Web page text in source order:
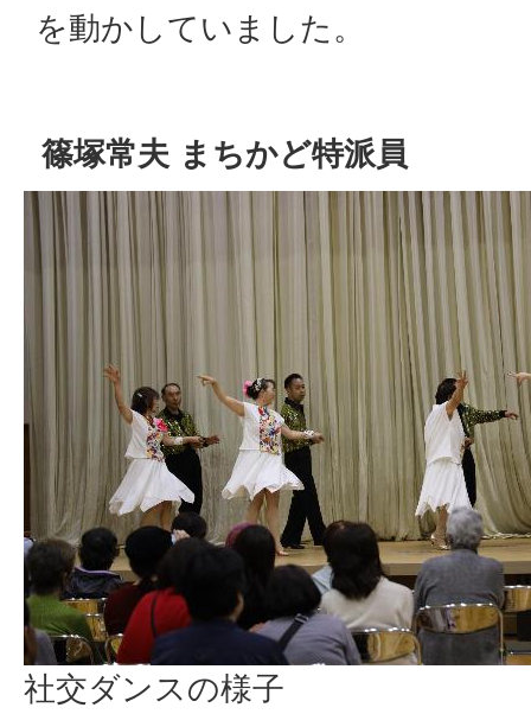
を動かしていました。
篠塚常夫 まちかど特派員
社交ダンスの様子